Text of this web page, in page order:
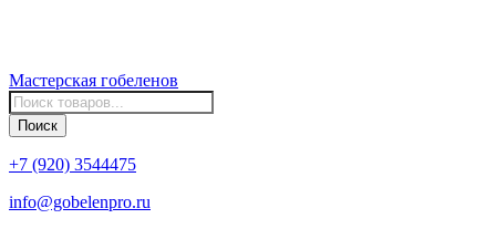
Мастерская гобеленов
Поиск
товаров
Поиск
+7 (920) 3544475
info@gobelenpro.ru